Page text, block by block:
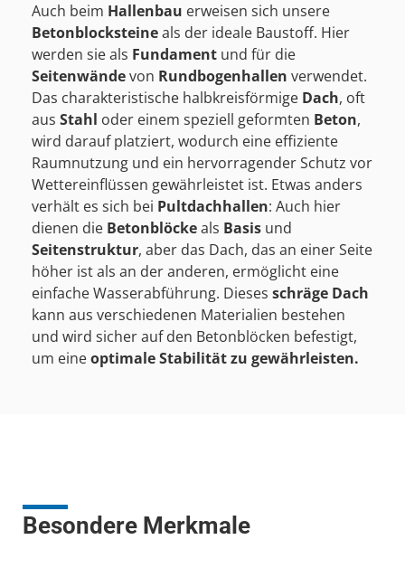
Auch beim Hallenbau erweisen sich unsere
Betonblocksteineals der ideale Baustoff. Hier
werden sie als Fundament und für die
Seitenwändevon Rundbogenhallen verwendet.
Das charakteristische halbkreisförmige Dach, oft
aus Stahl oder einem speziell geformten Beton,
wird darauf platziert, wodurch eine effiziente
Raumnutzung und ein hervorragender Schutz vor
Wettereinflüssen gewährleistet ist. Etwas anders
verhält es sich bei Pultdachhallen: Auch hier
dienen die Betonblöckeals Basis und
Seitenstruktur, aber das Dach, das an einer Seite
höher ist als an der anderen, ermöglicht eine
einfache Wasserabführung. Dieses schräge Dach
kann aus verschiedenen Materialien bestehen
und wird sicher auf den Betonblöcken befestigt,
um eineoptimale Stabilität zu gewährleisten.
Besondere Merkmale